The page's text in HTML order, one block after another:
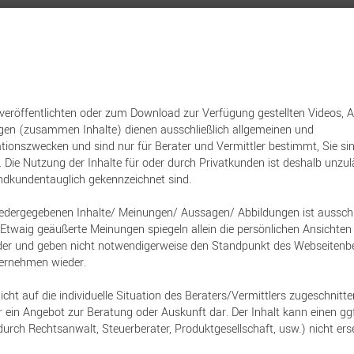
Investment
DJE-plusNews mit Mario Künzel
zum Markt-
am 20. Mai 2026
Einschätzungen von Mario Künzel und
Kundengespräche.
oder zum Download zur Verfügung gestellten Videos,
(zusammen Inhalte) dienen ausschließlich allgemeinen und
und sind nur für Berater und Vermittler bestimmt, Sie
Die Nutzung der Inhalte für oder durch Privatkunden ist deshalb
gekennzeichnet sind.
Inhalte/ Meinungen/ Aussagen/ Abbildungen ist
geäußerte Meinungen spiegeln allein die persönlichen
und geben nicht notwendigerweise den Standpunkt des
wieder.
auf die individuelle Situation des Beraters/Vermittlers
Angebot zur Beratung oder Auskunft dar. Der Inhalt kann einen
Rechtsanwalt, Steuerberater, Produktgesellschaft, usw.) nicht